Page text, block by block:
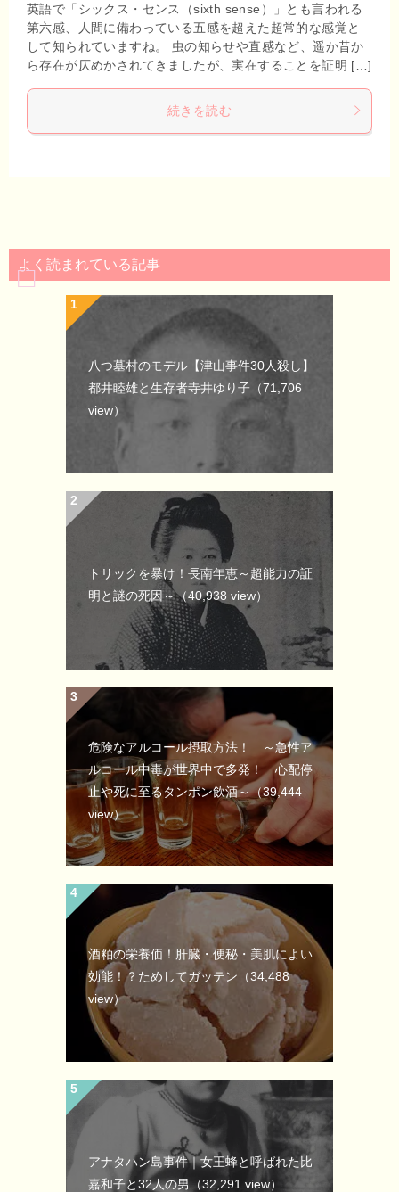
英語で「シックス・センス（sixth sense）」とも言われる
第六感、人間に備わっている五感を超えた超常的な感覚と
して知られていますね。 虫の知らせや直感など、遥か昔か
ら存在が仄めかされてきましたが、実在することを証明 […]
続きを読む
よく読まれている記事
八つ墓村のモデル【津山事件30人殺し】
都井睦雄と生存者寺井ゆり子 （71,706
view）
トリックを暴け！長南年恵～超能力の証
明と謎の死因～（40,938 view）
危険なアルコール摂取方法！ ～急性ア
ルコール中毒が世界中で多発！ 心配停
止や死に至るタンポン飲酒～（39,444
view）
酒粕の栄養価！肝臓・便秘・美肌によい
効能！？ためしてガッテン （34,488
view）
アナタハン島事件｜女王蜂と呼ばれた比
嘉和子と32人の男（32,291 view）